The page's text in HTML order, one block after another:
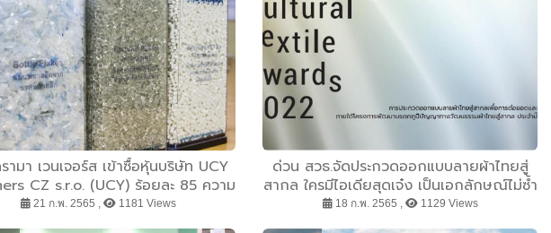
ามา เวนเจอร์ส เข้าซื้อหุ้นบริษัท UCY
CZ s.r.o. (UCY) ร้อยละ 85 ความ
ครั้งใหม่นี้ จะสามารถรีไซเคิลขวดเครื่อง
ในสาธารณรัฐเช็ก ได้กว่า 1,600
21 ก.พ. 2565 , 1181 Views
ด่วน สวธ.จัดประกวดออกแบบลายผ้าไทยสู่
สากล ใครมีไอเดียสุดเจ๋ง เป็นเอกลักษณ์ไม่ซ้ำ
ใคร เชิญส่งผลงานเข้าประกวดตั้งแต่บัดนี้
เป็นต้นไป
18 ก.พ. 2565 , 1129 Views